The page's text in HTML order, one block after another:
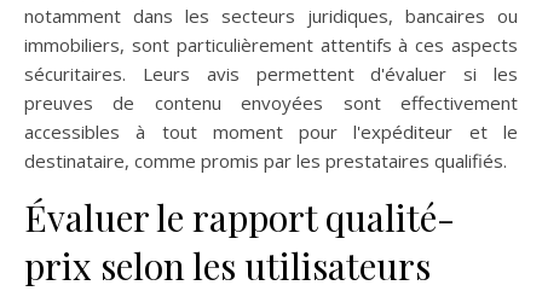
notamment dans les secteurs juridiques, bancaires ou
immobiliers, sont particulièrement attentifs à ces aspects
sécuritaires. Leurs avis permettent d'évaluer si les
preuves de contenu envoyées sont effectivement
accessibles à tout moment pour l'expéditeur et le
destinataire, comme promis par les prestataires qualifiés.
Évaluer le rapport qualité-
prix selon les utilisateurs